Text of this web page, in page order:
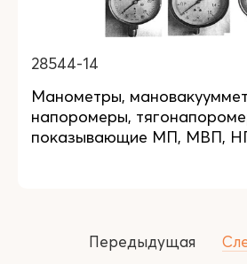
28544-14
Манометры,
напоромеры,
показывающие МП, МВП,
Передыдущая